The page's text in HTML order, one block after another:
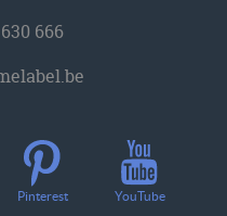
666
Pinterest YouTube